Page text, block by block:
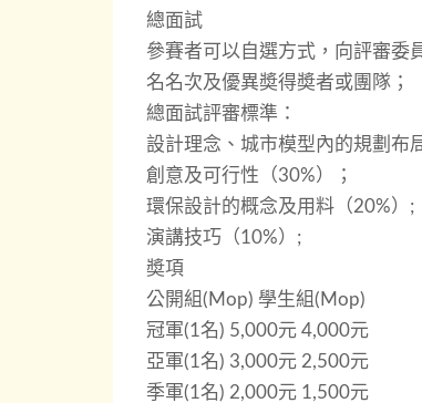
總面試
參賽者可以自選方式，向評審委
名名次及優異奬得奬者或團隊；
總面試評審標準：
設計理念、城市模型內的規劃布
創意及可行性（30%）；
環保設計的概念及用料（20%）;
演講技巧（10%）;
奬項
公開組(Mop) 學生組(Mop)
冠軍(1名) 5,000元 4,000元
亞軍(1名) 3,000元 2,500元
季軍(1名) 2,000元 1,500元